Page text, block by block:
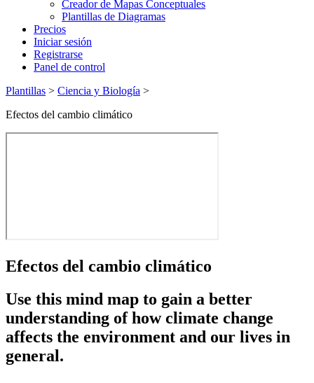
Creador de Mapas Conceptuales
Plantillas de Diagramas
Precios
Iniciar sesión
Registrarse
Panel de control
Plantillas > Ciencia y Biología >
Efectos del cambio climático
Efectos del cambio climático
Use this mind map to gain a better
understanding of how climate change
affects the environment and our lives in
general.